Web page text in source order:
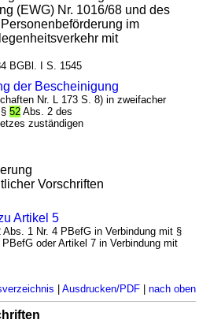
(EWG) Nr. 1016/68 und des
im
mit
BGBl. I S. 1545
der Bescheinigung
Nr. L 173 S. 8) in zweifacher
§52 Abs. 2 des
zuständigen
Vorschriften
Artikel 5
1 Nr. 4 PBefG in Verbindung mit §
oder Artikel 7 in Verbindung mit
Ausdrucken/PDF| nach oben